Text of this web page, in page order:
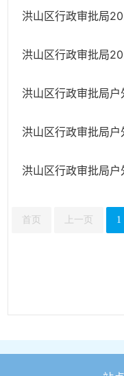
洪山区行政审批局
洪山区行政审批局
洪山区行政审批局
洪山区行政审批局
洪山区行政审批局
首页 上一页 1